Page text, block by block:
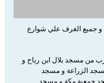
و جميع الغرف علي شوارع
من مسجد بلال ابن رباح و
الزراعة و مسجد
جمعية مكة و مسجد